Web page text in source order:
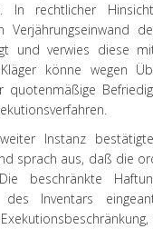
In rechtlicher
Verjährungseinwand
und verwies diese
könne wegen
quotenmäßige
Instanz
sprach aus, daß die
beschränkte
des Inventars